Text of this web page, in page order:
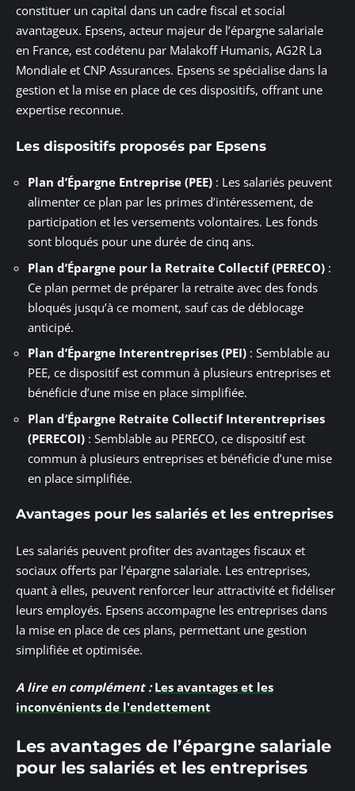
constituer un capital dans un cadre fiscal et social
avantageux. Epsens, acteur majeur de l’épargne salariale
en France, est codétenu par Malakoff Humanis, AG2R La
Mondiale et CNP Assurances. Epsens se spécialise dans la
gestion et la mise en place de ces dispositifs, offrant une
expertise reconnue.
Les dispositifs proposés par Epsens
Plan d’Épargne Entreprise (PEE) : Les salariés peuvent
alimenter ce plan par les primes d’intéressement, de
participation et les versements volontaires. Les fonds
sont bloqués pour une durée de cinq ans.
Plan d’Épargne pour la Retraite Collectif (PERECO) :
Ce plan permet de préparer la retraite avec des fonds
bloqués jusqu’à ce moment, sauf cas de déblocage
anticipé.
Plan d’Épargne Interentreprises (PEI) : Semblable au
PEE, ce dispositif est commun à plusieurs entreprises et
bénéficie d’une mise en place simplifiée.
Plan d’Épargne Retraite Collectif Interentreprises
(PERECOI) : Semblable au PERECO, ce dispositif est
commun à plusieurs entreprises et bénéficie d’une mise
en place simplifiée.
Avantages pour les salariés et les entreprises
Les salariés peuvent profiter des avantages fiscaux et
sociaux offerts par l’épargne salariale. Les entreprises,
quant à elles, peuvent renforcer leur attractivité et fidéliser
leurs employés. Epsens accompagne les entreprises dans
la mise en place de ces plans, permettant une gestion
simplifiée et optimisée.
A lire en complément : Les avantages et les
inconvénients de l'endettement
Les avantages de l’épargne salariale
pour les salariés et les entreprises